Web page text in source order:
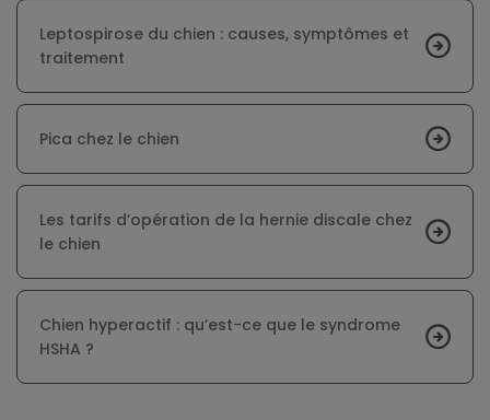
Leptospirose du chien : causes, symptômes et
traitement
Pica chez le chien
Les tarifs d’opération de la hernie discale chez
le chien
Chien hyperactif : qu’est-ce que le syndrome
HSHA ?